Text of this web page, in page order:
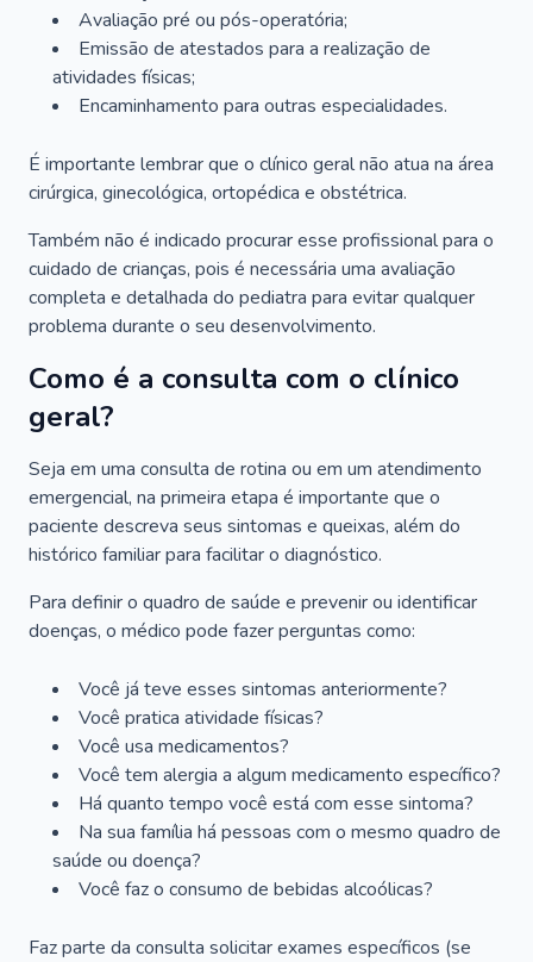
Avaliação pré ou pós-operatória;
Emissão de atestados para a realização de
atividades físicas;
Encaminhamento para outras especialidades.
É importante lembrar que o clínico geral não atua na área
cirúrgica, ginecológica, ortopédica e obstétrica.
Também não é indicado procurar esse profissional para o
cuidado de crianças, pois é necessária uma avaliação
completa e detalhada do pediatra para evitar qualquer
problema durante o seu desenvolvimento.
Como é a consulta com o clínico
geral?
Seja em uma consulta de rotina ou em um atendimento
emergencial, na primeira etapa é importante que o
paciente descreva seus sintomas e queixas, além do
histórico familiar para facilitar o diagnóstico.
Para definir o quadro de saúde e prevenir ou identificar
doenças, o médico pode fazer perguntas como:
Você já teve esses sintomas anteriormente?
Você pratica atividade físicas?
Você usa medicamentos?
Você tem alergia a algum medicamento específico?
Há quanto tempo você está com esse sintoma?
Na sua família há pessoas com o mesmo quadro de
saúde ou doença?
Você faz o consumo de bebidas alcoólicas?
Faz parte da consulta solicitar exames específicos (se